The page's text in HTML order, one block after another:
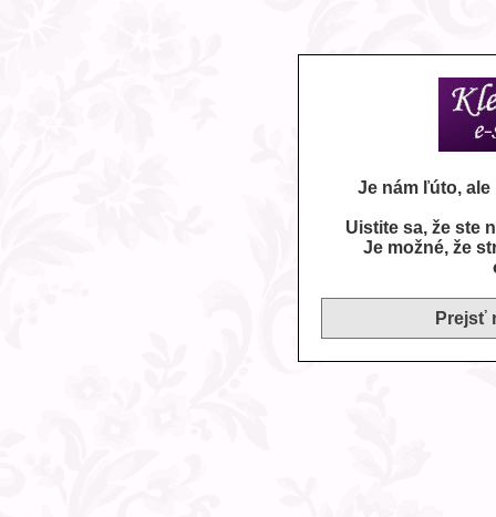
Je nám ľúto,
Uistite sa, že ste
Je možné, že
Prejsť